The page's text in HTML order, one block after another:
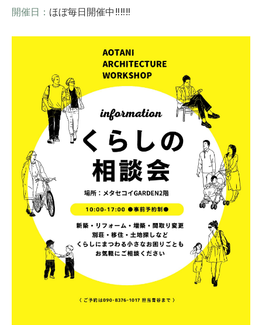
開催日： ほぼ毎日開催中‼‼‼